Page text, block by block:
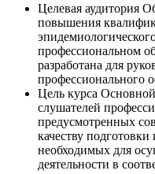
Целевая аудитория
повышения
профессиональном
разработана для
профессионального
Цель курса Основной
слушателей
предусмотренных
качеству
необходимых для
деятельности в